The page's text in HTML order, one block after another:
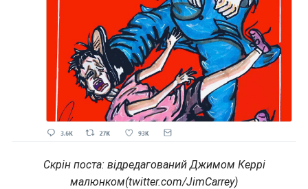
Скрін поста: відредагований Джимом Керрі
малюнком(twitter.com/JimCarrey)